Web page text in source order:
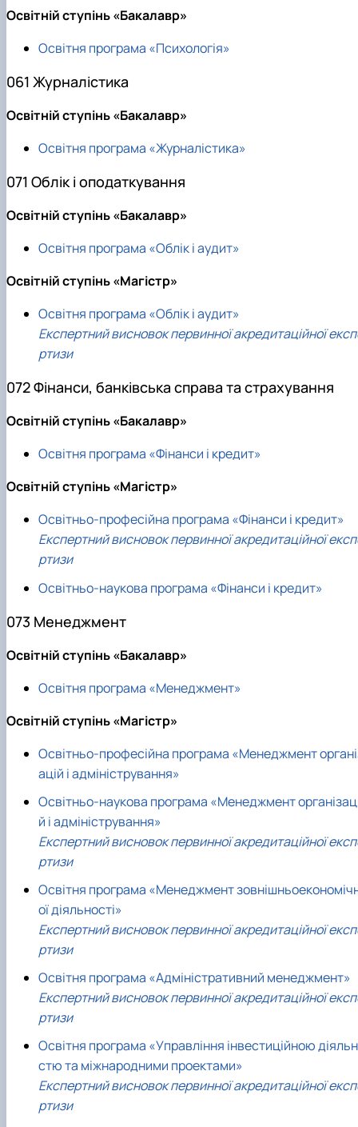
Освітній ступінь «Бакалавр»
Освітня програма «Психологія»
061 Журналістика
Освітній ступінь «Бакалавр»
Освітня програма «Журналістика»
071 Облік і оподаткування
Освітній ступінь «Бакалавр»
Освітня програма «Облік і аудит»
Освітній ступінь «Магістр»
Освітня програма «Облік і аудит»
Експертний висновок первинної акредитаційної
ртизи
072 Фінанси, банківська справа та страхування
Освітній ступінь «Бакалавр»
Освітня програма «Фінанси і кредит»
Освітній ступінь «Магістр»
Освітньо-професійна програма «Фінанси і кредит»
Експертний висновок первинної акредитаційної
ртизи
Освітньо-наукова програма «Фінанси і кредит»
073 Менеджмент
Освітній ступінь «Бакалавр»
Освітня програма «Менеджмент»
Освітній ступінь «Магістр»
Освітньо-професійна програма «Менеджмент
ацій і адміністрування»
Освітньо-наукова програма «Менеджмент
й і адміністрування»
Експертний висновок первинної акредитаційної
ртизи
Освітня програма «Менеджмент
ої діяльності»
Експертний висновок первинної акредитаційної
ртизи
Освітня програма «Адміністративний менеджмент»
Експертний висновок первинної акредитаційної
ртизи
Освітня програма «Управління інвестиційною
стю та міжнародними проектами»
Експертний висновок первинної акредитаційної
ртизи